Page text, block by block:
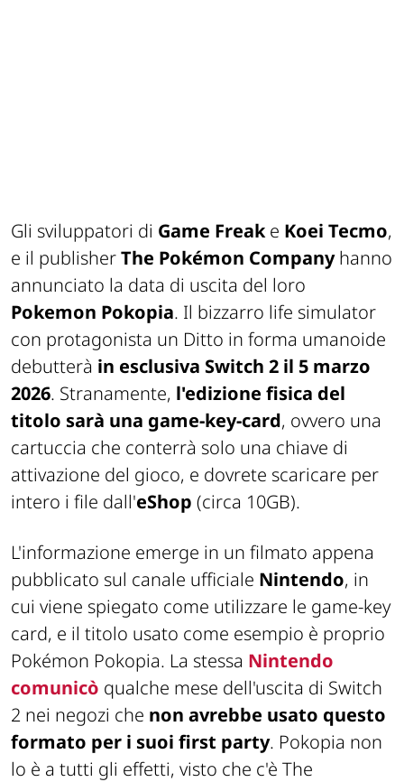
Gli sviluppatori di Game Freake Koei Tecmo,
e il publisherThe Pokémon Companyhanno
annunciato la data di uscita del loro
Pokemon Pokopia. Il bizzarro life simulator
con protagonista un Ditto in forma umanoide
debutterà in esclusiva Switch 2 il 5 marzo
2026. Stranamente, l'edizione fisica del
titolo sarà una game-key-card, ovvero una
cartuccia che conterrà solo una chiave di
attivazione del gioco, e dovrete scaricare per
intero i file dall'eShop (circa 10GB).
L'informazione emerge in un filmato appena
pubblicato sul canale ufficiale Nintendo, in
cui viene spiegato come utilizzare le game-key
card, e il titolo usato come esempio è proprio
Pokémon Pokopia. La stessa Nintendo
comunicò qualche mese dell'uscita di Switch
2 nei negozi che non avrebbe usato questo
formato per i suoi first party. Pokopia non
lo è a tutti gli effetti, visto che c'è The